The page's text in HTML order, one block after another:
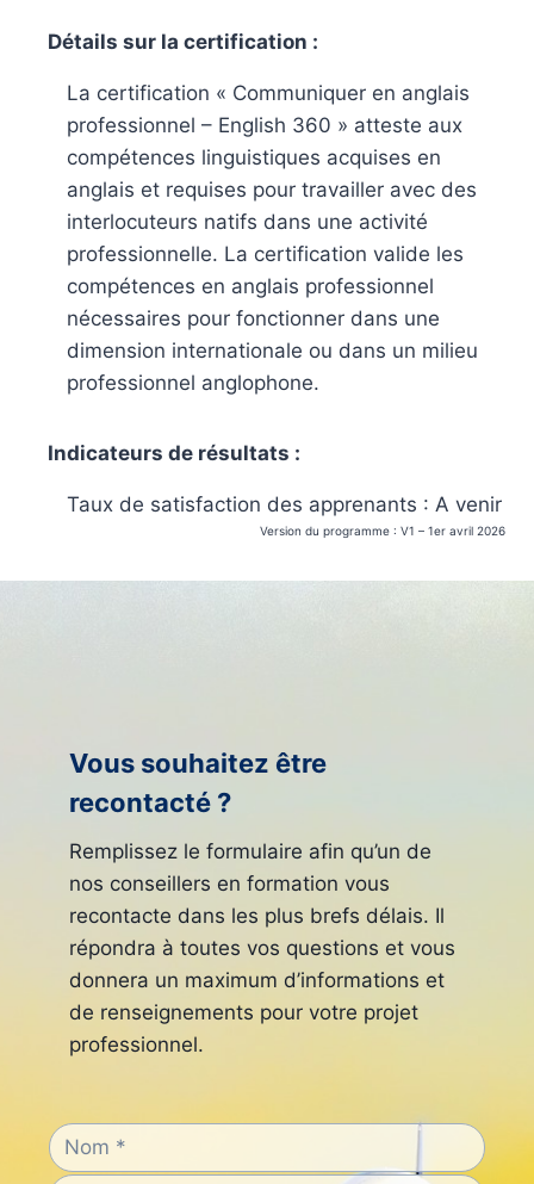
Détails sur la certification :
La certification « Communiquer en anglais
professionnel – English 360 » atteste aux
compétences linguistiques acquises en
anglais et requises pour travailler avec des
interlocuteurs natifs dans une activité
professionnelle. La certification valide les
compétences en anglais professionnel
nécessaires pour fonctionner dans une
dimension internationale ou dans un milieu
professionnel anglophone.
Indicateurs de résultats :
Taux de satisfaction des apprenants : A venir
Version du programme : V1 – 1er avril 2026
Vous souhaitez être
recontacté ?
Remplissez le formulaire afin qu’un de
nos conseillers en formation vous
recontacte dans les plus brefs délais. Il
répondra à toutes vos questions et vous
donnera un maximum d’informations et
de renseignements pour votre projet
professionnel.